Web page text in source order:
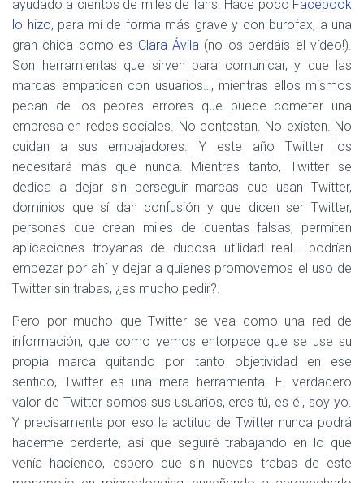
ayudado a cientos de miles de fans. Hace poco Facebook
lo hizo, para mí de forma más grave y con burofax, a una
gran chica como es Clara Ávila (no os perdáis el vídeo!).
Son herramientas que sirven para comunicar, y que las
marcas empaticen con usuarios…, mientras ellos mismos
pecan de los peores errores que puede cometer una
empresa en redes sociales. No contestan. No existen. No
cuidan a sus embajadores. Y este año Twitter los
necesitará más que nunca. Mientras tanto, Twitter se
dedica a dejar sin perseguir marcas que usan Twitter,
dominios que sí dan confusión y que dicen ser Twitter,
personas que crean miles de cuentas falsas, permiten
aplicaciones troyanas de dudosa utilidad real… podrían
empezar por ahí y dejar a quienes promovemos el uso de
Twitter sin trabas, ¿es mucho pedir?.
Pero por mucho que Twitter se vea como una red de
información, que como vemos entorpece que se use su
propia marca quitando por tanto objetividad en ese
sentido, Twitter es una mera herramienta. El verdadero
valor de Twitter somos sus usuarios, eres tú, es él, soy yo.
Y precisamente por eso la actitud de Twitter nunca podrá
hacerme perderte, así que seguiré trabajando en lo que
venía haciendo, espero que sin nuevas trabas de este